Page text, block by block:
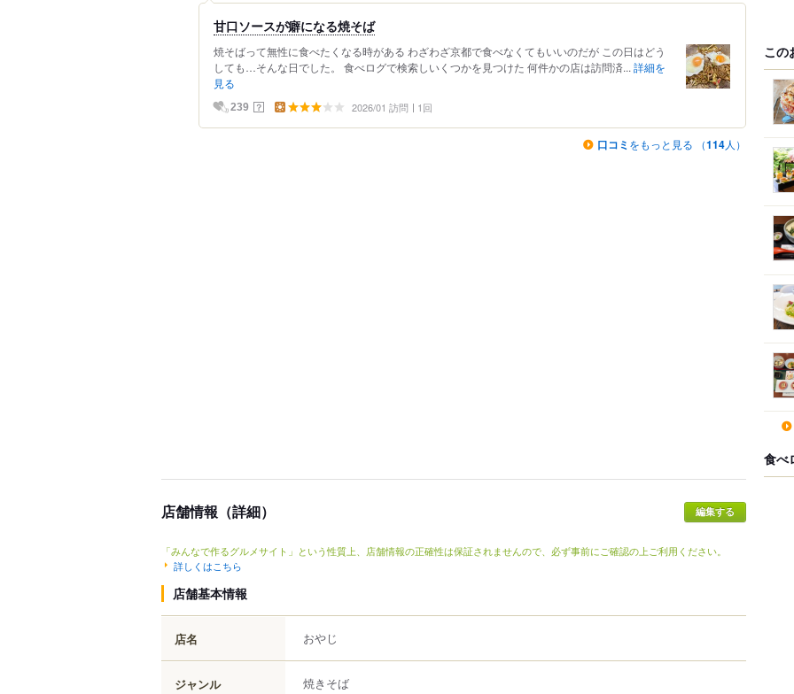
甘口ソースが癖になる焼そば
焼そばって無性に食べたくなる時がある わざわざ京都で食べなくてもいいのだが この日はどう
しても…そんな日でした。 食べログで検索しいくつかを見つけた 何件かの店は訪問済... 詳細を
見る
239 ？ 2026/01 訪問 1回
口コミ をもっと見る （114人）
店舗情報（詳細）
「みんなで作るグルメサイト」という性質上、店舗情報の正確性は保証されませんので、必ず事前にご確認の上ご利用ください。
詳しくはこちら
店舗基本情報
店名 おやじ
ジャンル 焼きそば
この
食べ